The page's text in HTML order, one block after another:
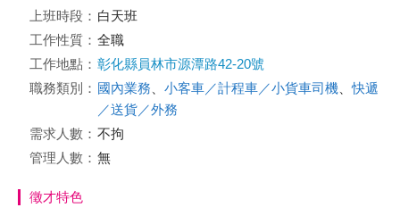
上班時段： 白天班
工作性質： 全職
工作地點： 彰化縣員林市源潭路42-20號
職務類別： 國內業務 小客車／計程車／小貨車司機 、快遞
／送貨／外務
需求人數： 不拘
管理人數： 無
徵才特色